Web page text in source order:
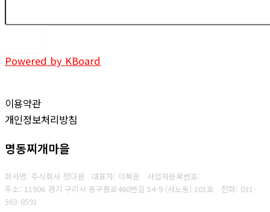
Powered by KBoard
이용약관
개인정보처리방침
명동찌개마을
회사명: 주식회사 정다원 대표자: 이복운 사업자등록번호:
주소: 11906 경기 구리시 동구릉로460번길 54-9 (사노동) 101호 전화: 031-
563-8591